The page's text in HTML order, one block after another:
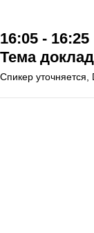
16:05 - 16:25
Тема
Спикер уточняется,